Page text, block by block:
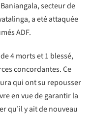
secteur de
a eté attaquée
ADF.
4 morts et 1 blessé,
concordantes. Ce
qui ont su repousser
en vue de garantir la
qu’il y ait de nouveau